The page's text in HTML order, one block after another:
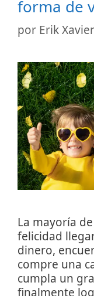
forma de
por Erik
La mayoría
felicidad
dinero,
compre una
cumpla un
finalmente